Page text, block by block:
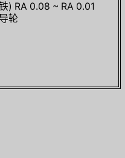
) RA 0.08 ~ RA 0.01
轮